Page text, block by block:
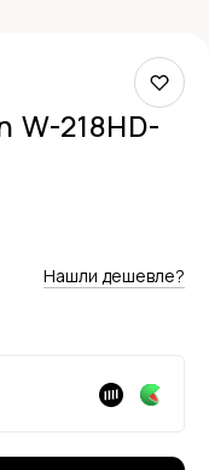
218HD-
Нашли дешевле?